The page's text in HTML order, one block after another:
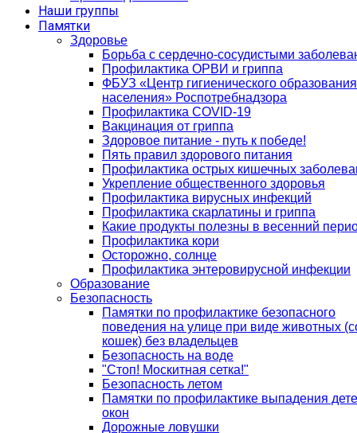
Наши группы
Памятки
Здоровье
Борьба с сердечно-сосудистыми
Профилактика ОРВИ и гриппа
ФБУЗ «Центр гигиенического образования
населения» Роспотребнадзора
Профилактика COVID-19
Вакцинация от гриппа
Здоровое питание - путь к победе!
Пять правил здорового питания
Профилактика острых кишечных
Укрепление общественного здоровья
Профилактика вирусных инфекций
Профилактика скарлатины и гриппа
Какие продукты полезны в весенний
Профилактика кори
Осторожно, солнце
Профилактика энтеровирусной инфекции
Образование
Безопасность
Памятки по профилактике безопасного
поведения на улице при виде животных
кошек) без владельцев
Безопасность на воде
"Стоп! Москитная сетка!"
Безопасность летом
Памятки по профилактике выпадения
окон
Дорожные ловушки